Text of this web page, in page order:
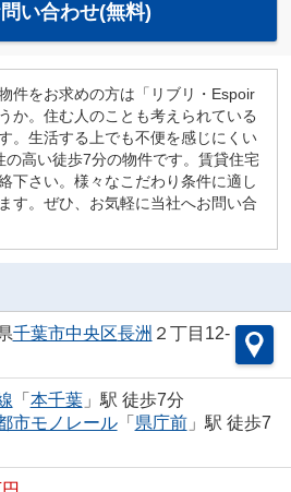
い合わせ(無料)
件をお求めの方は「リブリ・Espoir
か。住む人のことも考えられている
。生活する上でも不便を感じにくい
高い徒歩7分の物件です。賃貸住宅
下さい。様々なこだわり条件に適し
す。ぜひ、お気軽に当社へお問い合
千葉市中央区長洲 ２丁目12-
「 本千葉」駅 徒歩7分
市モノレール「 県庁前」駅 徒歩7